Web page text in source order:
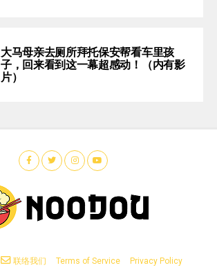
大马母亲去厕所拜托保安帮看车里孩
子，回来看到这一幕超感动！（内有影
片）
联络我们 Terms of Service Privacy Policy